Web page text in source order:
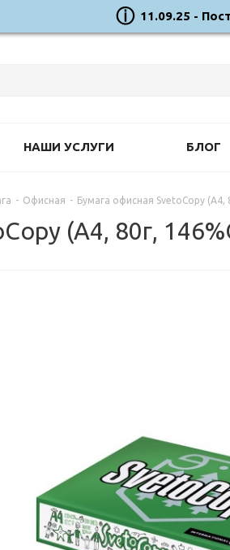
11.09.25 -
НАШИ УСЛУГИ БЛОГ
- Офисная - Бумага офисная SvetoCopy (А4,
(А4, 80г,